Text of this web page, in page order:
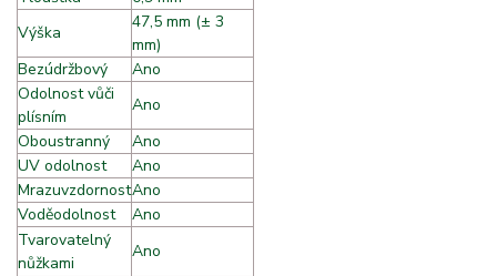
Výška
47,5 mm (± 3
mm)
Bezúdržbový
Ano
Odolnost vůči
plísním
Ano
Oboustranný
Ano
UV odolnost
Ano
MrazuvzdornostAno
Voděodolnost
Ano
Tvarovatelný
nůžkami
Ano